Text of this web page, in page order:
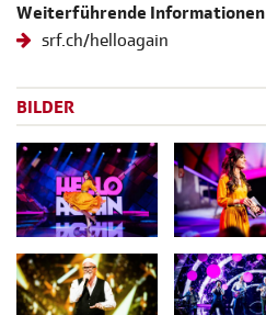
Weiterführende Informationen
srf.ch/helloagain
BILDER